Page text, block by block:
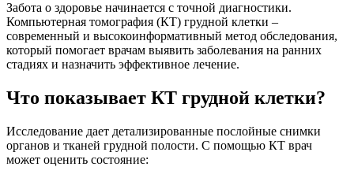
Забота о здоровье начинается с точной диагностики.
Компьютерная томография (КТ) грудной клетки –
современный и высокоинформативный метод обследования,
который помогает врачам выявить заболевания на ранних
стадиях и назначить эффективное лечение.
Что показывает КТ грудной клетки?
Исследование дает детализированные послойные снимки
органов и тканей грудной полости. С помощью КТ врач
может оценить состояние: